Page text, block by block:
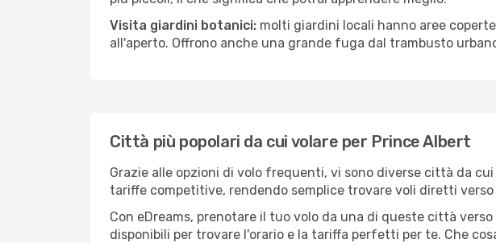
Visita giardini botanici: molti giardini locali hanno aree
all'aperto. Offrono anche una grande fuga dal trambusto
Città più popolari da cui volare per Prince Albert
Grazie alle opzioni di volo frequenti, vi sono diverse città da
tariffe competitive, rendendo semplice trovare voli diretti
Con eDreams, prenotare il tuo volo da una di queste città
disponibili per trovare l'orario e la tariffa perfetti per te. Che